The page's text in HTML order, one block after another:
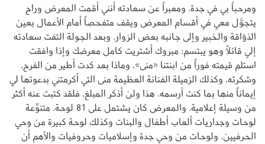
ومرحباً بي في جدة. ومعبراً عن سعادته أنني أقمت المعرض وراح
يتجوَّل معي في أقسام المعرض ويقف متفحصاً أمام الأعمال بعين
الذوّاقة والخبير وإلى جانبه بعض الزوار. وبعد الجولة التفت سعادته
إلي قائلاً وهو يبتسم: مبروك أشتريت كامل معرضك وإذا وافقت
استلم قيمته فوراً من ابنتنا «منى»، وماذا بعد كدت أطير من الفرح،
وشكرته، وكذلك الزميلة الفنانة العظيمة منى التي أكرمتني بدعوتها لي
إيماناً منها بما كنت أرسمه. هذا ولن أذكر المبلغ، فلقد كتبت عنه أكثر
من وسيلة إعلامية. والمعرض كان يشتمل على 81 لوحة. متنوِّعة
لوحات وجداريات ألعاب أطفال والبنات وكذلك لوحة كبيرة من وحي
الحرفيين. ولوحات من وحي جدة وإسلاميات وحروفيات والأهم أن